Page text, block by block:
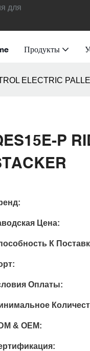
для
Продукты
ELECTRIC
P
Цена:
К
Оплаты:
& OEM: